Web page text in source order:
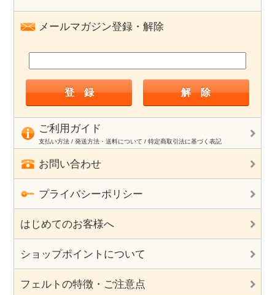
メールマガジン登録・解除
ご利用ガイド
支払い方法 / 発送方法・送料について / 特定商取引法に基づく表記
お問い合わせ
プライバシーポリシー
はじめてのお客様へ
ショップポイントについて
フェルトの特徴・ご注意点